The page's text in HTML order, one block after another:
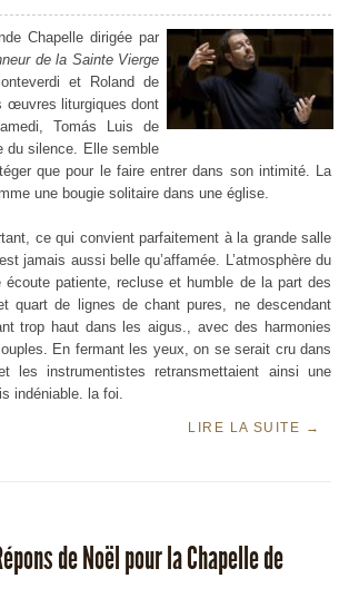
Chapelle dirigée par
de la Sainte Vierge
et Roland de
œuvres liturgiques dont
Tomás Luis de
du silence. Elle semble
que pour le faire entrer dans son intimité. La
une bougie solitaire dans une église.
ce qui convient parfaitement à la grande salle
jamais aussi belle qu’affamée. L’atmosphère du
patiente, recluse et humble de la part des
quart de lignes de chant pures, ne descendant
trop haut dans les aigus., avec des harmonies
En fermant les yeux, on se serait cru dans
les instrumentistes retransmettaient ainsi une
indéniable. la foi.
LIRE LA SUITE →
de Noël pour la Chapelle de